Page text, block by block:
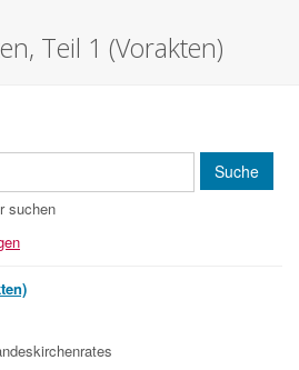
Teil 1 (Vorakten)
suchen